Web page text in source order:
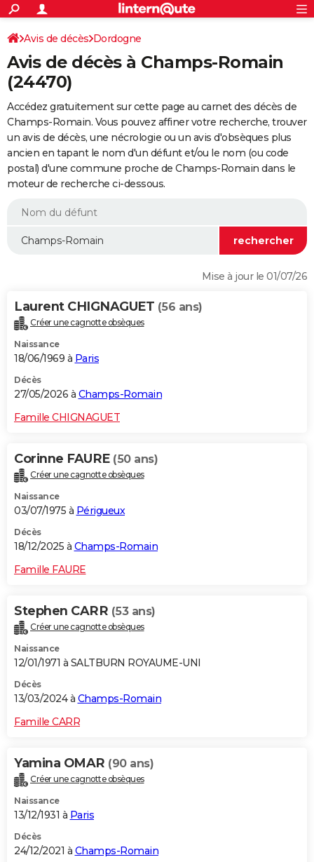
ACTUALITÉS
Politique
Société
Faits Divers
Education
Monde
Villes
+
SPORT
Coupe du monde 2026
Football
Tennis
Cyclisme
Rugby
Forum
FINANCE
Retraite
Impôts
Epargne
Immobilier
Risques naturels par ville
Banque
Assurance
Crédit
Essais
Réserver un essai
Citadines
Berlines
SUV
Forum auto
+
HIGH-TECH
Mobiles
Meilleur smartphone
Internet
Ordinateurs
Jeux vidéo
Guide high-tech
+BRICOLAGE
Forum
Aménagement intérieur
Extérieur
Cuisine
Salle de bains
Jardinage
Rangement
WEEK-END
Guides de France
Escapades
Patrimoine
Expositions
Musées
Week-end nature
LIFESTYLE
Alimentation
Guide de la santé
Maladies
Médicaments
Sommeil
VOYAGE
Destinations
City break
Voyage nature
Voyage de noces
Forum
Climat
+PHOTO
GUIDES D'ACHAT
BONS PLANS
CARTE DE VOEUX
Dictionnaire
Biographies
Citations
Expressions
Proverbes
PROGRAMME TV
COPAINS D'AVANT
S'inscrire
Se connecter
Lycées
Collèges
Primaires
Universités
Entreprises
Service militaire
Avis de recherche
AVIS DE DÉCÈS
Avis de décès Dordogne
Avis de décès à Champs-Romain
(24470)
Accédez gratuitement sur cette page au carnet des décès de
Champs-Romain. Vous pouvez affiner votre recherche, trouver
un avis de décès, une nécrologie ou un avis d'obsèques plus
ancien en tapant le nom d'un défunt et/ou le nom (ou code
postal) d'une commune proche de Champs-Romain dans le
moteur de recherche ci-dessous.
Mise à jour le 01/07/26
Laurent CHIGNAGUET (56 ans)
Créer une cagnotte obsèques
Naissance
18/06/1969 à Paris
Décès
27/05/2026 à Champs-Romain
Famille CHIGNAGUET
Corinne FAURE (50 ans)
Créer une cagnotte obsèques
Naissance
03/07/1975 à Périgueux
Décès
18/12/2025 à Champs-Romain
Famille FAURE
Stephen CARR (53 ans)
Créer une cagnotte obsèques
Naissance
12/01/1971 à SALTBURN ROYAUME-UNI
Décès
13/03/2024 à Champs-Romain
Famille CARR
Yamina OMAR (90 ans)
Créer une cagnotte obsèques
Naissance
13/12/1931 à Paris
Décès
24/12/2021 à Champs-Romain